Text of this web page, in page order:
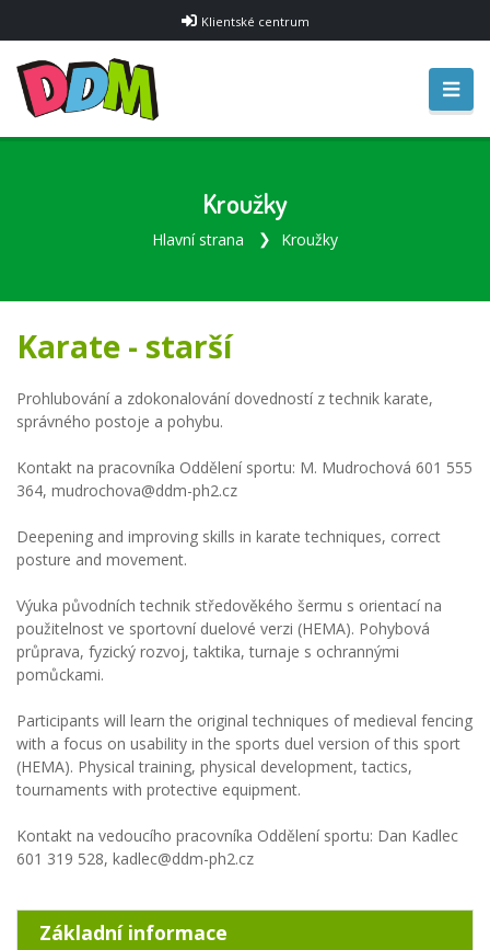
Klientské centrum
Kroužky
Hlavní strana Kroužky
Karate - starší
Prohlubování a zdokonalování dovedností z technik karate,
správného postoje a pohybu.
Kontakt na pracovníka Oddělení sportu: M. Mudrochová 601 555
364, mudrochova@ddm-ph2.cz
Deepening and improving skills in karate techniques, correct
posture and movement.
Výuka původních technik středověkého šermu s orientací na
použitelnost ve sportovní duelové verzi (HEMA). Pohybová
průprava, fyzický rozvoj, taktika, turnaje s ochrannými
pomůckami.
Participants will learn the original techniques of medieval fencing
with a focus on usability in the sports duel version of this sport
(HEMA). Physical training, physical development, tactics,
tournaments with protective equipment.
Kontakt na vedoucího pracovníka Oddělení sportu: Dan Kadlec
601 319 528, kadlec@ddm-ph2.cz
Základní informace